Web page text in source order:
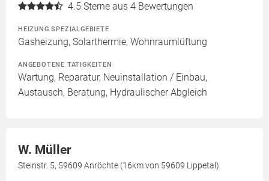
4.5 Sterne aus 4 Bewertungen
HEIZUNG SPEZIALGEBIETE
Gasheizung, Solarthermie, Wohnraumlüftung
ANGEBOTENE TÄTIGKEITEN
Wartung, Reparatur, Neuinstallation / Einbau,
Austausch, Beratung, Hydraulischer Abgleich
W. Müller
Steinstr. 5, 59609 Anröchte (16km von 59609 Lippetal)